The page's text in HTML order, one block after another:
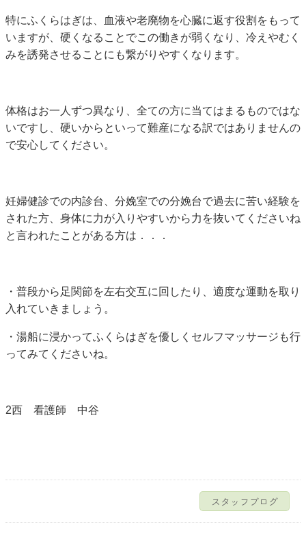
特にふくらはぎは、血液や老廃物を心臓に返す役割をもって
いますが、硬くなることでこの働きが弱くなり、冷えやむく
みを誘発させることにも繋がりやすくなります。
体格はお一人ずつ異なり、全ての方に当てはまるものではな
いですし、硬いからといって難産になる訳ではありませんの
で安心してください。
妊婦健診での内診台、分娩室での分娩台で過去に苦い経験を
された方、身体に力が入りやすいから力を抜いてくださいね
と言われたことがある方は．．．
・普段から足関節を左右交互に回したり、適度な運動を取り
入れていきましょう。
・湯船に浸かってふくらはぎを優しくセルフマッサージも行
ってみてくださいね。
2西 看護師 中谷
スタッフブログ